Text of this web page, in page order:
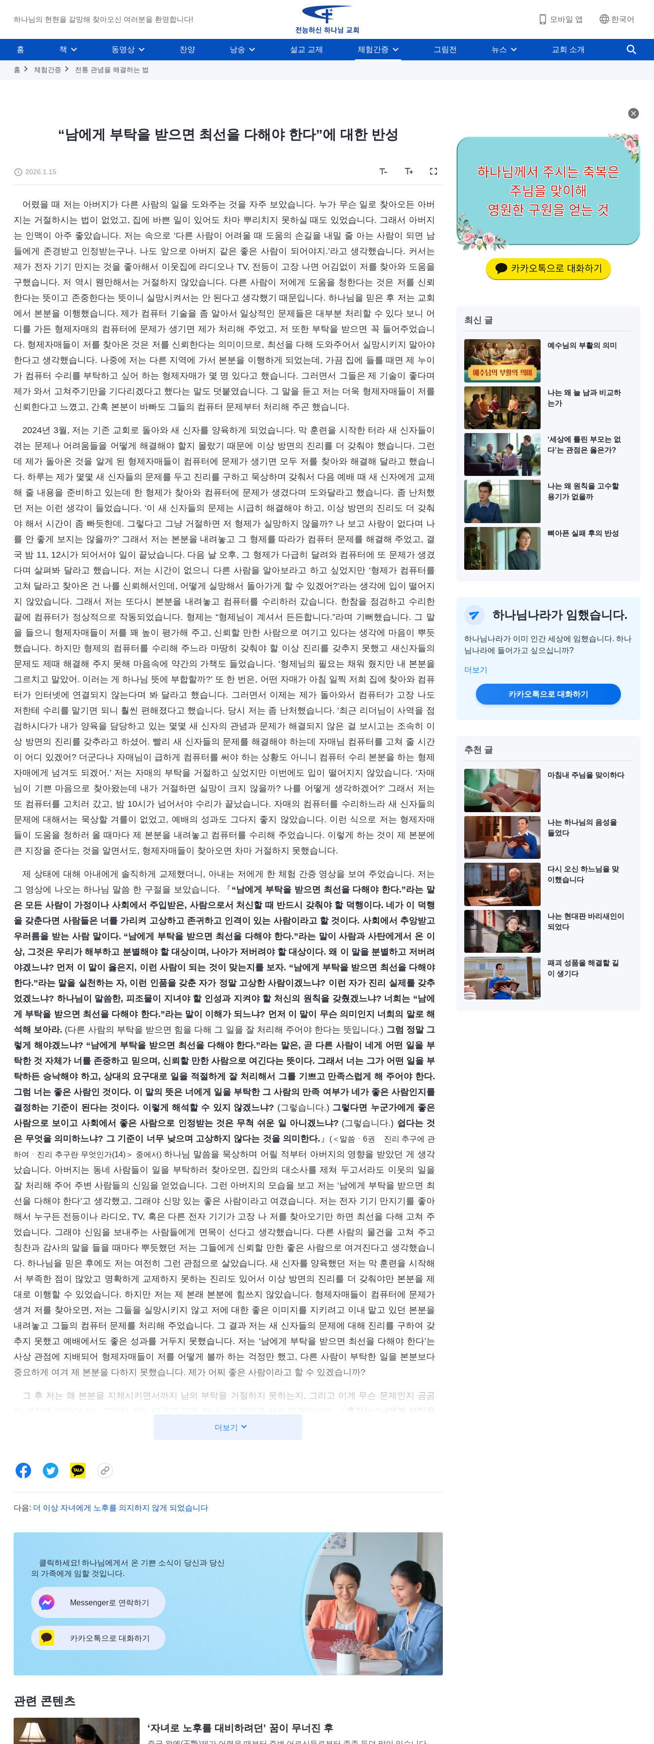
하나님의 현현을 갈망해 찾아오신 여러분을 환영합니다! 모바일 앱 한국어
홈 책 동영상 찬양 낭송 설교 교제 체험간증 그림전 뉴스 교회 소개
홈 체험간증 전통 관념을 해결하는 법
“남에게 부탁을 받으면 최선을 다해야 한다”에 대한 반성
2026.1.15
어렸을 때 저는 아버지가 다른 사람의 일을 도와주는 것을 자주 보았습니다. 누가 무슨 일로 찾아오든 아버
지는 거절하시는 법이 없었고, 집에 바쁜 일이 있어도 차마 뿌리치지 못하실 때도 있었습니다. 그래서 아버지
는 인맥이 아주 좋았습니다. 저는 속으로 ‘다른 사람이 어려울 때 도움의 손길을 내밀 줄 아는 사람이 되면 남
들에게 존경받고 인정받는구나. 나도 앞으로 아버지 같은 좋은 사람이 되어야지.’라고 생각했습니다. 커서는
제가 전자 기기 만지는 것을 좋아해서 이웃집에 라디오나 TV, 전등이 고장 나면 어김없이 저를 찾아와 도움을
구했습니다. 저 역시 웬만해서는 거절하지 않았습니다. 다른 사람이 저에게 도움을 청한다는 것은 저를 신뢰
한다는 뜻이고 존중한다는 뜻이니 실망시켜서는 안 된다고 생각했기 때문입니다. 하나님을 믿은 후 저는 교회
에서 본분을 이행했습니다. 제가 컴퓨터 기술을 좀 알아서 일상적인 문제들은 대부분 처리할 수 있다 보니 어
디를 가든 형제자매의 컴퓨터에 문제가 생기면 제가 처리해 주었고, 저 또한 부탁을 받으면 꼭 들어주었습니
다. 형제자매들이 저를 찾아온 것은 저를 신뢰한다는 의미이므로, 최선을 다해 도와주어서 실망시키지 말아야
한다고 생각했습니다. 나중에 저는 다른 지역에 가서 본분을 이행하게 되었는데, 가끔 집에 들를 때면 제 누이
가 컴퓨터 수리를 부탁하고 싶어 하는 형제자매가 몇 명 있다고 했습니다. 그러면서 그들은 제 기술이 좋다며
제가 와서 고쳐주기만을 기다리겠다고 했다는 말도 덧붙였습니다. 그 말을 듣고 저는 더욱 형제자매들이 저를
신뢰한다고 느꼈고, 간혹 본분이 바빠도 그들의 컴퓨터 문제부터 처리해 주곤 했습니다.
2024년 3월, 저는 기존 교회로 돌아와 새 신자를 양육하게 되었습니다. 막 훈련을 시작한 터라 새 신자들이
겪는 문제나 어려움들을 어떻게 해결해야 할지 몰랐기 때문에 이상 방면의 진리를 더 갖춰야 했습니다. 그런
데 제가 돌아온 것을 알게 된 형제자매들이 컴퓨터에 문제가 생기면 모두 저를 찾아와 해결해 달라고 했습니
다. 하루는 제가 몇몇 새 신자들의 문제를 두고 진리를 구하고 묵상하며 갖춰서 다음 예배 때 새 신자에게 교제
해 줄 내용을 준비하고 있는데 한 형제가 찾아와 컴퓨터에 문제가 생겼다며 도와달라고 했습니다. 좀 난처했
던 저는 이런 생각이 들었습니다. ‘이 새 신자들의 문제는 시급히 해결해야 하고, 이상 방면의 진리도 더 갖춰
야 해서 시간이 좀 빠듯한데. 그렇다고 그냥 거절하면 저 형제가 실망하지 않을까? 나 보고 사랑이 없다며 나
를 안 좋게 보지는 않을까?’ 그래서 저는 본분을 내려놓고 그 형제를 따라가 컴퓨터 문제를 해결해 주었고, 결
국 밤 11, 12시가 되어서야 일이 끝났습니다. 다음 날 오후, 그 형제가 다급히 달려와 컴퓨터에 또 문제가 생겼
다며 살펴봐 달라고 했습니다. 저는 시간이 없으니 다른 사람을 알아보라고 하고 싶었지만 ‘형제가 컴퓨터를
고쳐 달라고 찾아온 건 나를 신뢰해서인데, 어떻게 실망해서 돌아가게 할 수 있겠어?’라는 생각에 입이 떨어지
지 않았습니다. 그래서 저는 또다시 본분을 내려놓고 컴퓨터를 수리하러 갔습니다. 한참을 점검하고 수리한
끝에 컴퓨터가 정상적으로 작동되었습니다. 형제는 “형제님이 계셔서 든든합니다.”라며 기뻐했습니다. 그 말
을 들으니 형제자매들이 저를 꽤 높이 평가해 주고, 신뢰할 만한 사람으로 여기고 있다는 생각에 마음이 뿌듯
했습니다. 하지만 형제의 컴퓨터를 수리해 주느라 마땅히 갖춰야 할 이상 진리를 갖추지 못했고 새신자들의
문제도 제때 해결해 주지 못해 마음속에 약간의 가책도 들었습니다. ‘형제님의 필요는 채워 줬지만 내 본분을
그르치고 말았어. 이러는 게 하나님 뜻에 부합할까?’ 또 한 번은, 어떤 자매가 아침 일찍 저희 집에 찾아와 컴퓨
터가 인터넷에 연결되지 않는다며 봐 달라고 했습니다. 그러면서 이제는 제가 돌아와서 컴퓨터가 고장 나도
저한테 수리를 맡기면 되니 훨씬 편해졌다고 했습니다. 당시 저는 좀 난처했습니다. ‘최근 리더님이 사역을 점
검하시다가 내가 양육을 담당하고 있는 몇몇 새 신자의 관념과 문제가 해결되지 않은 걸 보시고는 조속히 이
상 방면의 진리를 갖추라고 하셨어. 빨리 새 신자들의 문제를 해결해야 하는데 자매님 컴퓨터를 고쳐 줄 시간
이 어디 있겠어? 더군다나 자매님이 급하게 컴퓨터를 써야 하는 상황도 아니니 컴퓨터 수리 본분을 하는 형제
자매에게 넘겨도 되겠어.’ 저는 자매의 부탁을 거절하고 싶었지만 이번에도 입이 떨어지지 않았습니다. ‘자매
님이 기쁜 마음으로 찾아왔는데 내가 거절하면 실망이 크지 않을까? 나를 어떻게 생각하겠어?’ 그래서 저는
또 컴퓨터를 고치러 갔고, 밤 10시가 넘어서야 수리가 끝났습니다. 자매의 컴퓨터를 수리하느라 새 신자들의
문제에 대해서는 묵상할 겨를이 없었고, 예배의 성과도 그다지 좋지 않았습니다. 이런 식으로 저는 형제자매
들이 도움을 청하러 올 때마다 제 본분을 내려놓고 컴퓨터를 수리해 주었습니다. 이렇게 하는 것이 제 본분에
큰 지장을 준다는 것을 알면서도, 형제자매들이 찾아오면 차마 거절하지 못했습니다.
제 상태에 대해 아내에게 솔직하게 교제했더니, 아내는 저에게 한 체험 간증 영상을 보여 주었습니다. 저는
그 영상에 나오는 하나님 말씀 한 구절을 보았습니다. 『 “남에게 부탁을 받으면 최선을 다해야 한다.”라는 말
은 모든 사람이 가정이나 사회에서 주입받은, 사람으로서 처신할 때 반드시 갖춰야 할 덕행이다. 네가 이 덕행
을 갖춘다면 사람들은 너를 가리켜 고상하고 존귀하고 인격이 있는 사람이라고 할 것이다. 사회에서 추앙받고
우러름을 받는 사람 말이다. “남에게 부탁을 받으면 최선을 다해야 한다.”라는 말이 사람과 사탄에게서 온 이
상, 그것은 우리가 해부하고 분별해야 할 대상이며, 나아가 저버려야 할 대상이다. 왜 이 말을 분별하고 저버려
야겠느냐? 먼저 이 말이 옳은지, 이런 사람이 되는 것이 맞는지를 보자. “남에게 부탁을 받으면 최선을 다해야
한다.”라는 말을 실천하는 자, 이런 인품을 갖춘 자가 정말 고상한 사람이겠느냐? 이런 자가 진리 실제를 갖추
었겠느냐? 하나님이 말씀한, 피조물이 지녀야 할 인성과 지켜야 할 처신의 원칙을 갖췄겠느냐? 너희는 “남에
게 부탁을 받으면 최선을 다해야 한다.”라는 말이 이해가 되느냐? 먼저 이 말이 무슨 의미인지 너희의 말로 해
석해 보아라. (다른 사람의 부탁을 받으면 힘을 다해 그 일을 잘 처리해 주어야 한다는 뜻입니다.) 그럼 정말 그
렇게 해야겠느냐? “남에게 부탁을 받으면 최선을 다해야 한다.”라는 말은, 곧 다른 사람이 네게 어떤 일을 부
탁한 것 자체가 너를 존중하고 믿으며, 신뢰할 만한 사람으로 여긴다는 뜻이다. 그래서 너는 그가 어떤 일을 부
탁하든 승낙해야 하고, 상대의 요구대로 일을 적절하게 잘 처리해서 그를 기쁘고 만족스럽게 해 주어야 한다.
그럼 너는 좋은 사람인 것이다. 이 말의 뜻은 너에게 일을 부탁한 그 사람의 만족 여부가 네가 좋은 사람인지를
결정하는 기준이 된다는 것이다. 이렇게 해석할 수 있지 않겠느냐? (그렇습니다.) 그렇다면 누군가에게 좋은
사람으로 보이고 사회에서 좋은 사람으로 인정받는 것은 무척 쉬운 일 아니겠느냐? (그렇습니다.) 쉽다는 것
은 무엇을 의미하느냐? 그 기준이 너무 낮으며 고상하지 않다는 것을 의미한다. 』 (＜말씀ㆍ6권 진리 추구에 관
하여ㆍ진리 추구란 무엇인가(14)＞ 중에서)하나님 말씀을 묵상하며 어릴 적부터 아버지의 영향을 받았던 게 생각
났습니다. 아버지는 동네 사람들이 일을 부탁하러 찾아오면, 집안의 대소사를 제쳐 두고서라도 이웃의 일을
잘 처리해 주어 주변 사람들의 신임을 얻었습니다. 그런 아버지의 모습을 보고 저는 ‘남에게 부탁을 받으면 최
선을 다해야 한다’고 생각했고, 그래야 신망 있는 좋은 사람이라고 여겼습니다. 저는 전자 기기 만지기를 좋아
해서 누구든 전등이나 라디오, TV, 혹은 다른 전자 기기가 고장 나 저를 찾아오기만 하면 최선을 다해 고쳐 주
었습니다. 그래야 신임을 보내주는 사람들에게 면목이 선다고 생각했습니다. 다른 사람의 물건을 고쳐 주고
칭찬과 감사의 말을 들을 때마다 뿌듯했던 저는 그들에게 신뢰할 만한 좋은 사람으로 여겨진다고 생각했습니
다. 하나님을 믿은 후에도 저는 여전히 그런 관점으로 살았습니다. 새 신자를 양육했던 저는 막 훈련을 시작해
서 부족한 점이 많았고 명확하게 교제하지 못하는 진리도 있어서 이상 방면의 진리를 더 갖춰야만 본분을 제
대로 이행할 수 있었습니다. 하지만 저는 제 본래 본분에 힘쓰지 않았습니다. 형제자매들이 컴퓨터에 문제가
생겨 저를 찾아오면, 저는 그들을 실망시키지 않고 저에 대한 좋은 이미지를 지키려고 이내 맡고 있던 본분을
내려놓고 그들의 컴퓨터 문제를 처리해 주었습니다. 그 결과 저는 새 신자들의 문제에 대해 진리를 구하여 갖
추지 못했고 예배에서도 좋은 성과를 거두지 못했습니다. 저는 ‘남에게 부탁을 받으면 최선을 다해야 한다’는
사상 관점에 지배되어 형제자매들이 저를 어떻게 볼까 하는 걱정만 했고, 다른 사람이 부탁한 일을 본분보다
중요하게 여겨 제 본분을 다하지 못했습니다. 제가 어찌 좋은 사람이라고 할 수 있겠습니까?
그 후 저는 왜 본분을 지체시키면서까지 남의 부탁을 거절하지 못하는지, 그리고 이게 무슨 문제인지 곰곰
받고 최선을 다하는 사람 중에는 아무 이득도 없이 그저 부탁을 들어주기 위해 최선을 다하는 사람도 많습니
주기로 했어. 상대가 내 앞에 있든 없든 최선을 다해서 그 일을 해 주면 좋은 평판을 얻을 수 있겠지. 최소한 몇
에서 한자리 차지하고, 좋은 평판을 들을 수 있다면, 그래도 할 만하지!’라는 것이다. 또 어떤 사람들은 “‘남에
있든 없든 이 일은 끝까지 잘 처리해 주어야 합니다. 길이 이름을 남기지는 못한다고 할지라도 최소한 뒤에서
비난하는 말이나 신용이 없다는 말은 듣지 말아야죠. 우리 후손들이 억울하게 무시당하게 할 수는 없어요.”라
고 말한다. 그들이 바라는 것은 무엇이냐? 역시 평판이다. 재물이 중요한 사람들도 있지만, 명예와 이익이 중
요한 사람들도 있다. 여기에서 ‘평판’은 무엇을 가리키느냐? ‘평판’은 사람들 사이에서 구체적으로 어떻게 해
석되느냐? 사람들에게 좋은 사람, 인품이 고상한 사람, 그리고 롤모델, 현자, 성인으로 불리는 것이다. 심지어
어떤 사람은 어떤 일에서 “남에게 부탁을 받으면 최선을 다해야 한다.”라는 말을 실천하고 이런 인품을 갖춘
덕에 영원히 칭송받으며 자손 대대로 그 덕을 누리게 된다. 보아라, 이것은 지금 당장 얻을 수 있는 이익보다
훨씬 크다. 그러므로 “남에게 부탁을 받으면 최선을 다해야 한다.”라는 소위 덕행의 기준을 지키는 사람은 누
구든지 그 출발점이 그리 단순하지 않다. 그저 사람으로서의 의무와 책임을 다하기 위해서만도 아니고, 어떤
이익이나 평판을 위해서만도 아니고, 이번 생이나 다음 생을 위해서만도 아니다. 당연히 남들에게 비난을 듣
지 않으며, 진정으로 인성의 관점이나 인류의 사회적 책임에서 출발한 것이 아니다.
에 관하여ㆍ진리 추구란 무엇인가(14)＞ 중에서), 『 사람은 어떤 사회 집단이나 단체 속에 있든, 다른 사람들로부터
인품이 고상한 사람, 좋은 사람, 신용이 있는 사람, 신뢰하고 일을 맡길 만한 사람이라는 소리를 듣고 싶어 하
더보기
다음: 더 이상 자녀에게 노후를 의지하지 않게 되었습니다
클릭하세요! 하나님에게서 온 기쁜 소식이 당신과 당신
의 가족에게 임할 것입니다.
Messenger로 연락하기
카카오톡으로 대화하기
관련 콘텐츠
‘자녀로 노후를 대비하려던’ 꿈이 무너진 후
최신 글
예수님의 부활의 의미
나는 왜 늘 남과 비교하
는가
‘세상에 틀린 부모는 없
다’는 관점은 옳은가?
나는 왜 원칙을 고수할
용기가 없을까
뼈아픈 실패 후의 반성
하나님나라가 임했습니다.
하나님나라가 이미 인간 세상에 임했습니다. 하나
님나라에 들어가고 싶으십니까?
더보기
카카오톡으로 대화하기
추천 글
마침내 주님을 맞이하다
나는 하나님의 음성을
들었다
다시 오신 하느님을 맞
이했습니다
나는 현대판 바리새인이
되었다
패괴 성품을 해결할 길
이 생기다